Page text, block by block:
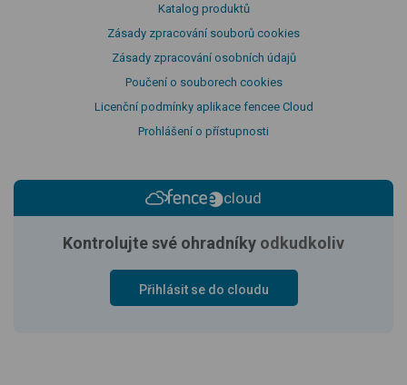
Katalog produktů
Zásady zpracování souborů cookies
Zásady zpracování osobních údajů
Poučení o souborech cookies
Licenční podmínky aplikace fencee Cloud
Prohlášení o přístupnosti
cloud
Kontrolujte své ohradníky odkudkoliv
Přihlásit se do cloudu